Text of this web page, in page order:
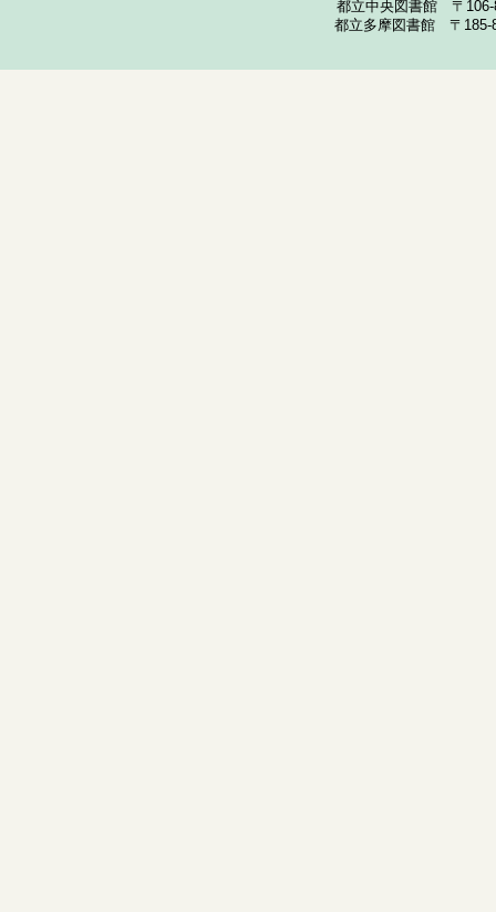
都立中央図書館 〒
都立多摩図書館 〒185-